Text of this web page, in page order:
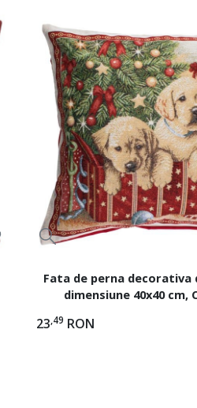
Fata de perna decorativa
dimensiune 40x40 cm,
23,49 RON